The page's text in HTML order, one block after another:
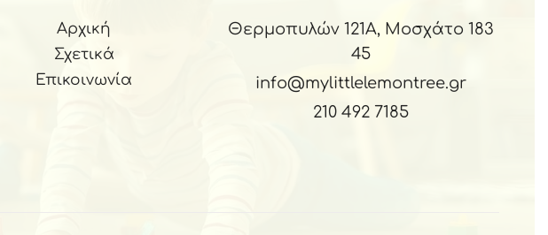
Αρχική
Σχετικά
Επικοινωνία
Θερμοπυλών 121Α, Μοσχάτο 183
45
info@mylittlelemontree.gr
210 492 7185